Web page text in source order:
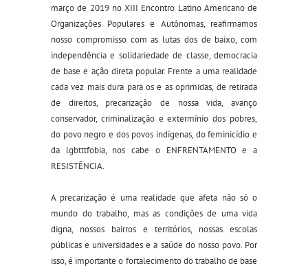
março de 2019 no XIII Encontro Latino Americano de
Organizações Populares e Autônomas, reafirmamos
nosso compromisso com as lutas dos de baixo, com
independência e solidariedade de classe, democracia
de base e ação direta popular. Frente a uma realidade
cada vez mais dura para os e as oprimidas, de retirada
de direitos, precarização de nossa vida, avanço
conservador, criminalização e extermínio dos pobres,
do povo negro e dos povos indígenas, do feminicídio e
da lgbtttfobia, nos cabe o ENFRENTAMENTO e a
RESISTÊNCIA.
A precarização é uma realidade que afeta não só o
mundo do trabalho, mas as condições de uma vida
digna, nossos bairros e territórios, nossas escolas
públicas e universidades e a saúde do nosso povo. Por
isso, é importante o fortalecimento do trabalho de base